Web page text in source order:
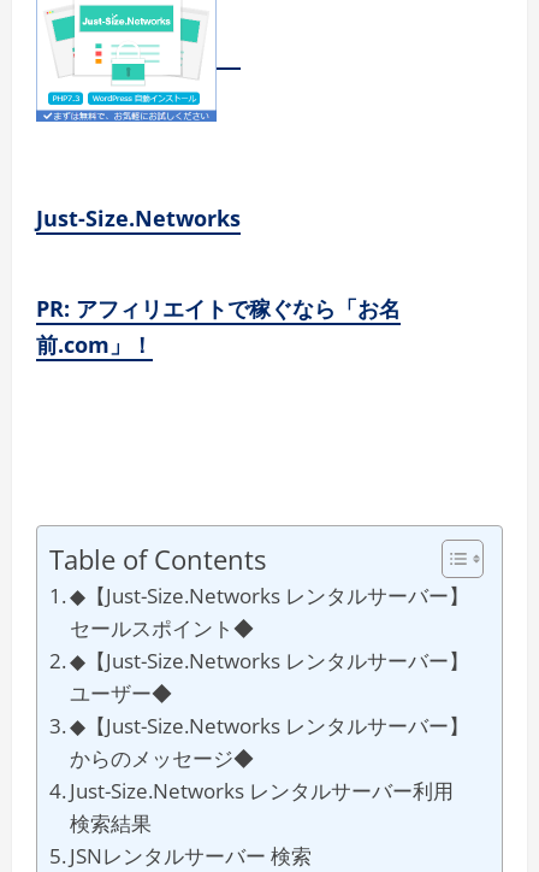
Just-Size.Networks
PR: アフィリエイトで稼ぐなら「お名
前.com」！
Table of Contents
◆【Just-Size.Networks レンタルサーバー】
セールスポイント◆
◆【Just-Size.Networks レンタルサーバー】
ユーザー◆
◆【Just-Size.Networks レンタルサーバー】
からのメッセージ◆
Just-Size.Networks レンタルサーバー利用
検索結果
JSNレンタルサーバー 検索